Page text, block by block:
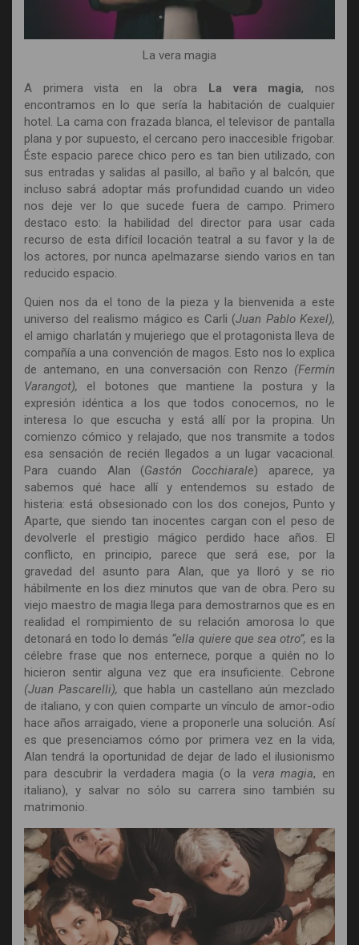
La vera magia
A primera vista en la obra La vera magia, nos
encontramos en lo que sería la habitación de cualquier
hotel. La cama con frazada blanca, el televisor de pantalla
plana y por supuesto, el cercano pero inaccesible frigobar.
Éste espacio parece chico pero es tan bien utilizado, con
sus entradas y salidas al pasillo, al baño y al balcón, que
incluso sabrá adoptar más profundidad cuando un video
nos deje ver lo que sucede fuera de campo. Primero
destaco esto: la habilidad del director para usar cada
recurso de esta difícil locación teatral a su favor y la de
los actores, por nunca apelmazarse siendo varios en tan
reducido espacio.
Quien nos da el tono de la pieza y la bienvenida a este
universo del realismo mágico es Carli (Juan Pablo Kexel),
el amigo charlatán y mujeriego que el protagonista lleva de
compañía a una convención de magos. Esto nos lo explica
de antemano, en una conversación con Renzo (Fermín
Varangot), el botones que mantiene la postura y la
expresión idéntica a los que todos conocemos, no le
interesa lo que escucha y está allí por la propina. Un
comienzo cómico y relajado, que nos transmite a todos
esa sensación de recién llegados a un lugar vacacional.
Para cuando Alan (Gastón Cocchiarale) aparece, ya
sabemos qué hace allí y entendemos su estado de
histeria: está obsesionado con los dos conejos, Punto y
Aparte, que siendo tan inocentes cargan con el peso de
devolverle el prestigio mágico perdido hace años. El
conflicto, en principio, parece que será ese, por la
gravedad del asunto para Alan, que ya lloró y se rio
hábilmente en los diez minutos que van de obra. Pero su
viejo maestro de magia llega para demostrarnos que es en
realidad el rompimiento de su relación amorosa lo que
detonará en todo lo demás “ella quiere que sea otro”, es la
célebre frase que nos enternece, porque a quién no lo
hicieron sentir alguna vez que era insuficiente. Cebrone
(Juan Pascarelli), que habla un castellano aún mezclado
de italiano, y con quien comparte un vínculo de amor-odio
hace años arraigado, viene a proponerle una solución. Así
es que presenciamos cómo por primera vez en la vida,
Alan tendrá la oportunidad de dejar de lado el ilusionismo
para descubrir la verdadera magia (o la vera magia, en
italiano), y salvar no sólo su carrera sino también su
matrimonio.